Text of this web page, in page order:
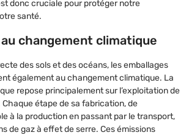
donc cruciale pour protéger notre
santé.
changement climatique
des sols et des océans, les emballages
également au changement climatique. La
repose principalement sur l’exploitation de
étape de sa fabrication, de
à la production en passant par le transport,
de gaz à effet de serre. Ces émissions